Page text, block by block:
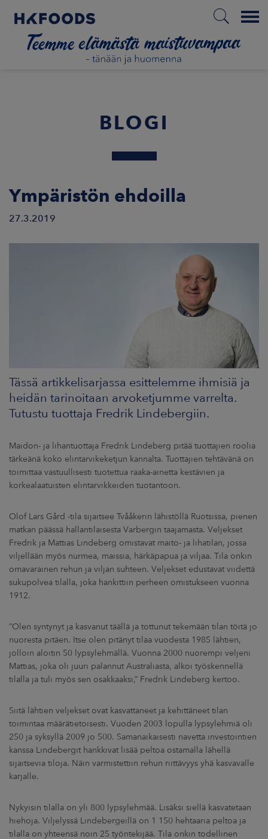
Menu
ETUSIVU
BLOGI
Ympäristön ehdoilla
27.3.2019
Tässä artikkelisarjassa esittelemme ihmisiä ja
heidän tarinoitaan arvoketjumme varrelta.
Tutustu tuottaja Fredrik Lindebergiin.
Maidon- ja lihantuottaja Fredrik Lindeberg pitää tuottajien roolia
tärkeänä koko elintarvikeketjun kannalta. Tuottajien tehtävänä on
toimittaa vastuullisesti tuotettua raaka-ainetta kestävien ja
korkealaatuisten elintarvikkeiden tuotantoon.
Olof Lars Gård -tila sijaitsee Tvååkerin lähistöllä Ruotsissa, pienen
matkan päässä hallantilaisesta Varbergin taajamasta. Veljekset
Fredrik ja Mattias Lindeberg omistavat maito- ja lihatilan, jossa
viljellään myös nurmea, maissia, härkäpapua ja viljaa. Tila onkin
omavarainen rehun ja viljan suhteen. Veljekset edustavat viidettä
sukupolvea tilalla, joka hankittiin perheen omistukseen vuonna
1912.
”Olen syntynyt ja kasvanut täällä ja tottunut tekemään tilan töitä jo
nuoresta pitäen. Itse olen pitänyt tilaa vuodesta 1985 lähtien,
jolloin aloitin 50 lypsylehmällä. Vuonna 2000 nuorempi veljeni
Mattias, joka oli juuri palannut Australiasta, alkoi työskennellä
tilalla ja tuli myös sen osakkaaksi,” Fredrik Lindeberg kertoo.
Siitä lähtien veljekset ovat kasvattaneet ja kehittäneet tilan
toimintaa määrätietoisesti. Vuoden 2003 lopulla lypsylehmiä oli
250 ja syksyllä 2009 jo 500. Samanaikaisesti navetta investointien
kanssa Lindebergit hankkivat lisää peltoa ostamalla lähellä
sijaitsevia tiloja. Näin varmistettiin rehun riittävyys yhä kasvavalle
karjalle.
Nykyisin tilalla on yli 800 lypsylehmää. Lisäksi siellä kasvatetaan
hiehoja. Viljelyssä Lindebergeillä on 1 150 hehtaaria peltoa ja
tilalla on yhteensä noin 25 työntekijää. Tila onkin todellinen